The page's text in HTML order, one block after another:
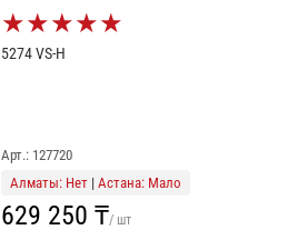
★★★★★
5274 VS-H
Арт.: 127720
Алматы: Нет |Астана: Мало
629 250 ₸/ шт